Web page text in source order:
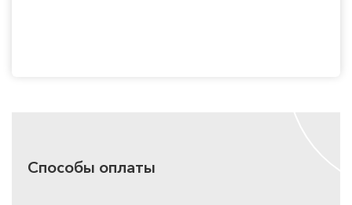
Способы оплаты